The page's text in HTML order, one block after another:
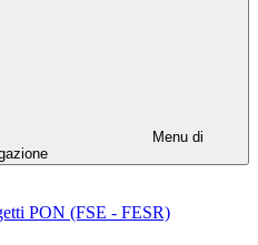
Menu di
PON (FSE - FESR)